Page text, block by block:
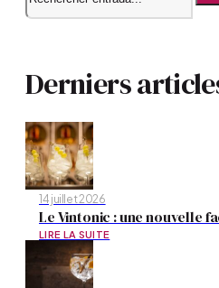
Derniers
14 juillet 2026
Le Vintonic : une nouvelle
LIRE LA SUITE